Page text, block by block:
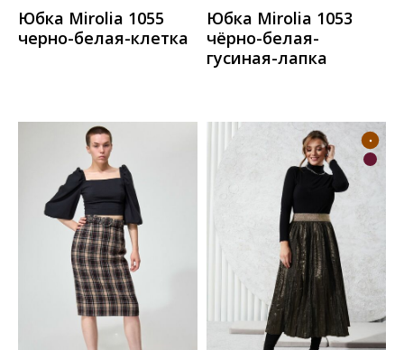
Юбка Mirolia 1055
черно-белая-клетка
Юбка Mirolia 1053
чёрно-белая-
гусиная-лапка